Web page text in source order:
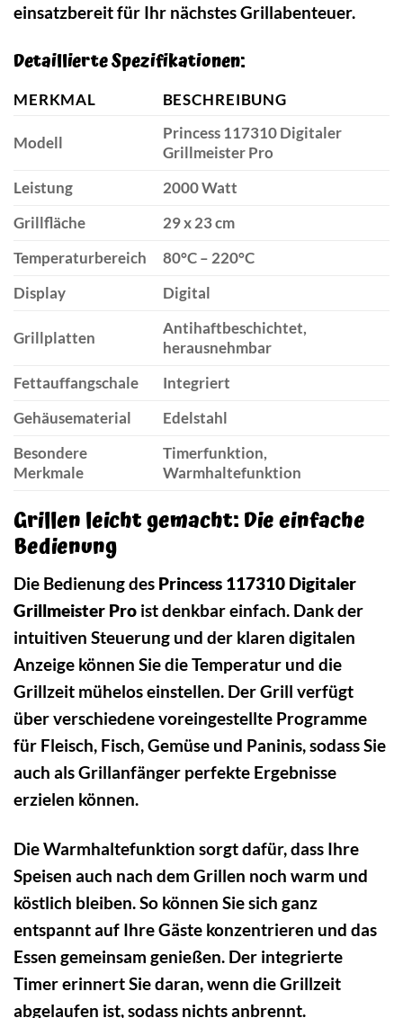
einsatzbereit für Ihr nächstes Grillabenteuer.
Detaillierte Spezifikationen:
MERKMAL BESCHREIBUNG
Modell
Princess 117310 Digitaler
Grillmeister Pro
Leistung
2000 Watt
Grillfläche
29 x 23 cm
Temperaturbereich
80°C – 220°C
Display
Digital
Grillplatten
Antihaftbeschichtet,
herausnehmbar
Fettauffangschale
Integriert
Gehäusematerial
Edelstahl
Besondere
Merkmale
Timerfunktion,
Warmhaltefunktion
Grillen leicht gemacht: Die einfache
Bedienung
Die Bedienung des Princess 117310 Digitaler
Grillmeister Pro ist denkbar einfach. Dank der
intuitiven Steuerung und der klaren digitalen
Anzeige können Sie die Temperatur und die
Grillzeit mühelos einstellen. Der Grill verfügt
über verschiedene voreingestellte Programme
für Fleisch, Fisch, Gemüse und Paninis, sodass Sie
auch als Grillanfänger perfekte Ergebnisse
erzielen können.
Die Warmhaltefunktion sorgt dafür, dass Ihre
Speisen auch nach dem Grillen noch warm und
köstlich bleiben. So können Sie sich ganz
entspannt auf Ihre Gäste konzentrieren und das
Essen gemeinsam genießen. Der integrierte
Timer erinnert Sie daran, wenn die Grillzeit
abgelaufen ist, sodass nichts anbrennt.